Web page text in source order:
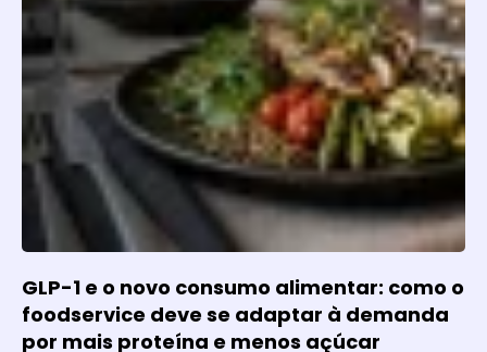
GLP-1 e o novo consumo alimentar: como o
foodservice deve se adaptar à demanda
por mais proteína e menos açúcar